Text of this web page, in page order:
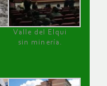
Valle del Elqui
sin minería.